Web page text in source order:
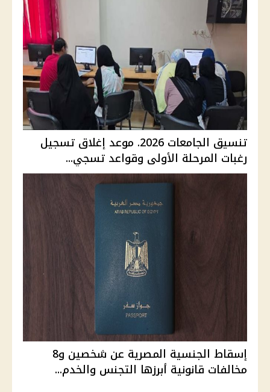
تنسيق الجامعات 2026. موعد إغلاق تسجيل
رغبات المرحلة الأولى وقواعد تسجي...
إسقاط الجنسية المصرية عن شخصين و8
مخالفات قانونية أبرزها التجنس والخدم...